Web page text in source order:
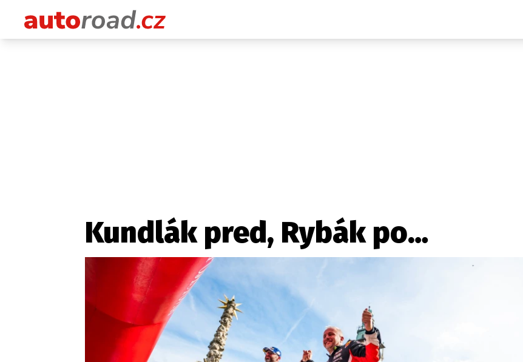
Český trh
Etický kodex Kontakt Vydavatel
Osobní údaje / Cookies
Provozovatelem serveru autoroad.cz je INCORP MEDIA GROUP s.r.o., IČ: 118 23 054
Kundlák pred, Rybák po…